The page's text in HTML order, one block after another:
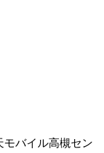
バイル高槻セン